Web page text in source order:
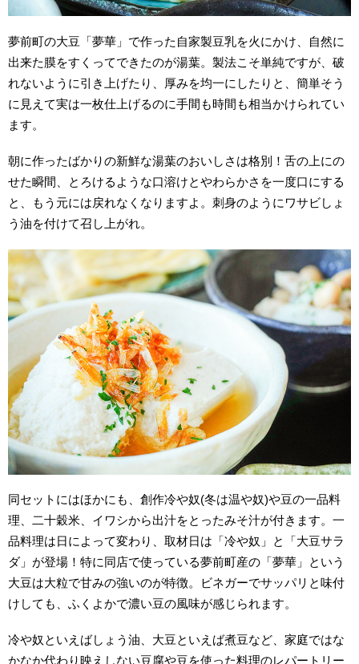
夢前町の大豆「夢華」で作った自家製豆乳を火にかけ、自然に
出来た膜をすくってできたのが湯葉。製法こそ単純ですが、破
れないように引き上げたり、厚みを均一にしたりと、簡単そう
に見えて実は一枚仕上げるのに手間も時間も相当かけられてい
ます。
朝に作ったばかりの新鮮な湯葉のおいしさは格別！舌の上にの
せた瞬間、とろけるような口溶けとやわらかさを一度口にする
と、もう元には戻れなくなりますよ。刺身のようにワサビしょ
う油を付けて召し上がれ。
同セットにはほかにも、創作冷や奴(冬は温や奴)や豆の一品料
理、二十穀米、イワシから出汁をとったみそ汁が付きます。一
品料理は日によって変わり、取材日は「冷や奴」と「大豆サラ
ダ」が登場！特に同店で使っている夢前町産の「夢華」という
大豆は大粒で甘みの強いのが特徴。ビネガーでサッパリと味付
けしても、ふくよかで濃い豆の風味が感じられます。
冷や奴といえばしょう油、大豆といえば煮豆など、家庭ではな
かなか代わり映えしない豆腐や豆を使った料理のレパートリー